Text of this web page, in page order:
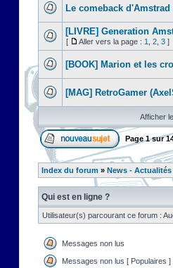
Le comeback d'Amstrad
[LIVRE] Generation
[ Aller vers la page : 1 2 3 ]
[BOOK] Marion et les
[MAG] RetroGamer
Afficher
Page1sur
Index du forum » News - Actualités
Qui est en ligne ?
Utilisateur(s) parcourant ce forum :
Messages non lus
Messages non lus [ Populaires ]